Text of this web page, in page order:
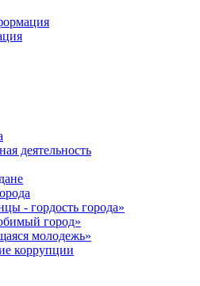
деятельность
- гордость города»
город»
молодежь»
коррупции